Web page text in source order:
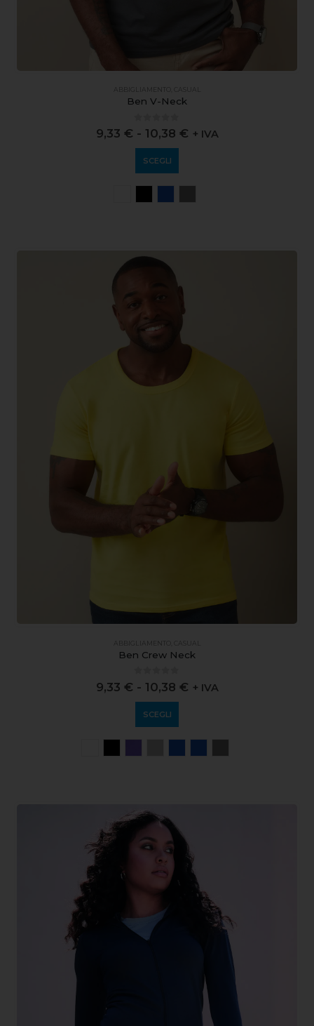
ABBIGLIAMENTO CASUAL
Ben V-Neck
out of 5
9,33 € - 10,38 € + IVA
SCEGLI
ABBIGLIAMENTO CASUAL
Ben Crew Neck
out of 5
9,33 € - 10,38 € + IVA
SCEGLI